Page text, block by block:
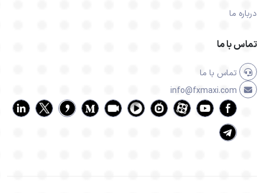
درباره ما
تماس با ما
تماس با ما